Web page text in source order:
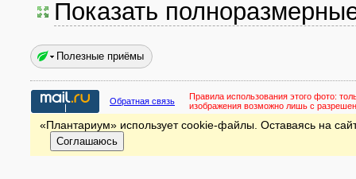
Показать
Полезные приёмы
Обратная связь Правила использования этого фото:
изображения возможно лишь с
«Плантариум» использует cookie-файлы. Оставаясь на
Соглашаюсь